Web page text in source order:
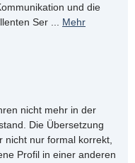
und die
Ser ... Mehr
nicht mehr in der
Die Übersetzung
nicht nur formal korrekt,
Profil in einer anderen